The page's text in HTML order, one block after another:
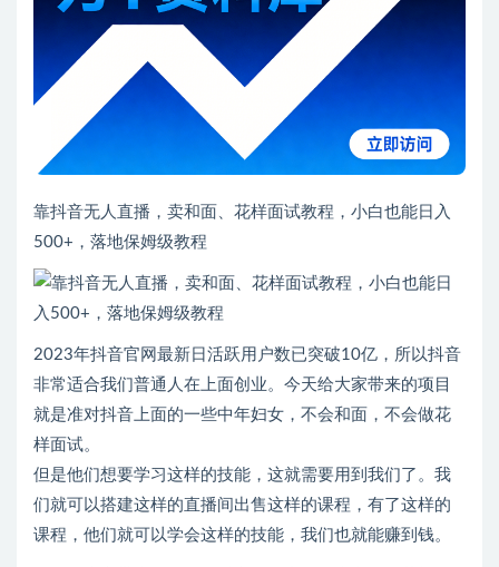
靠抖音无人直播，卖和面、花样面试教程，小白也能日入
500+，落地保姆级教程
2023年抖音官网最新日活跃用户数已突破10亿，所以抖音
非常适合我们普通人在上面创业。今天给大家带来的项目
就是准对抖音上面的一些中年妇女，不会和面，不会做花
样面试。
但是他们想要学习这样的技能，这就需要用到我们了。我
们就可以搭建这样的直播间出售这样的课程，有了这样的
课程，他们就可以学会这样的技能，我们也就能赚到钱。